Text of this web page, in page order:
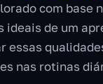
com base
de um
essas
nas rotinas